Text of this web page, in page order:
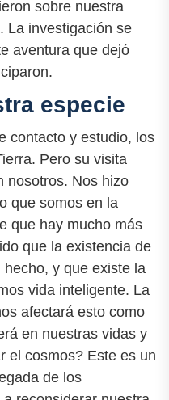
sobre nuestra
La investigación se
aventura que dejó
especie
contacto y estudio, los
Pero su visita
nosotros. Nos hizo
que somos en la
que hay mucho más
que la existencia de
y que existe la
vida inteligente. La
afectará esto como
en nuestras vidas y
el cosmos? Este es un
de los